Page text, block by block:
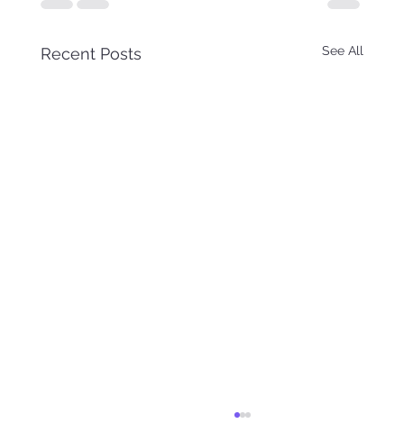
Recent Posts See All